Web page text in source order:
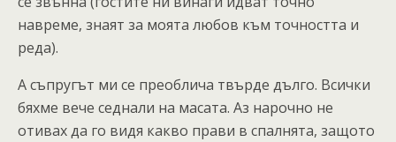
навреме, знаят за моята любов към точността и
реда).
А съпругът ми се преоблича твърде дълго. Всички
бяхме вече седнали на масата. Аз нарочно не
отивах да го видя какво прави в спалнята, защото